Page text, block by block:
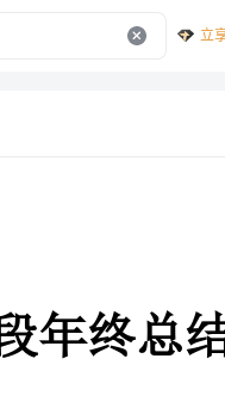
立
以下是聘才网小编特地整理的出货段年终总结供大家